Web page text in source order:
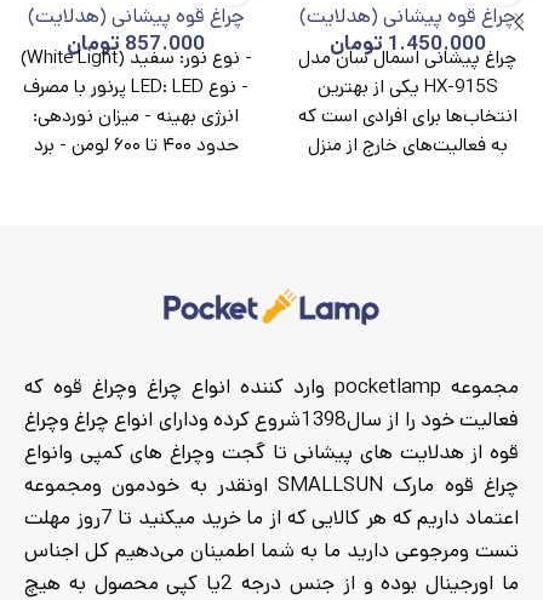
چراغ قوه پیشانی (هدلایت)
1.450.000تومان
چراغ پیشانی اسمال سان مدل
HX-915S یکی از بهترین
انتخاب‌ها برای افرادی است که
به فعالیت‌های خارج از منزل
چراغ قوه پیشانی (هدلایت)
857.000 تومان
- نوع نور: سفید (White Light)
- نوع LED: LED پرنور با مصرف
انرژی بهینه - میزان نوردهی:
حدود ۴۰۰ تا ۶۰۰ لومن - برد
باتری: باتری لیتیومی شارژی -
مدت زمان شارژدهی: - حالت
متوسط: ۵ تا ۶ ساعت - حالت
ضعیف: ۷ تا ۹ ساعت - بند:
کشی، قابل تنظیم و نرم - جنس
بدنه: پلاستیک مقاوم +
قطعات تقویت‌شده - مقاومت:
مقاوم در برابر رطوبت و پاشش
آب
مجموعه pocketlamp وارد کننده انواع چراغ وچراغ قوه که
فعالیت خود را از سال1398شروع کرده ودارای انواع چراغ وچراغ
قوه از هدلایت های پیشانی تا گجت وچراغ های کمپی وانواع
چراغ قوه مارک SMALLSUN اونقدر به خودمون ومجموعه
اعتماد داریم که هر کالایی که از ما خرید میکنید تا 7روز مهلت
تست ومرجوعی دارید ما به شما اطمینان می‌دهیم کل اجناس
ما اورجینال بوده و از جنس درجه 2یا کپی محصول به هیچ